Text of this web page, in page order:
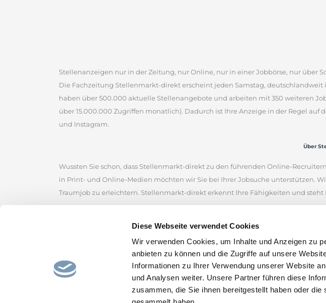
Diese Webseite verwendet Cookies
Wir verwenden Cookies, um Inhalte und Anzeigen zu
anbieten zu können und die Zugriffe auf unsere
Informationen zu Ihrer Verwendung unserer Website
und Analysen weiter. Unsere Partner führen diese
zusammen, die Sie ihnen bereitgestellt haben oder
Stellenanzeigen nur in der Zeitung, nur Online, nur in einer Jobbörse, nur über
Die Fachzeitung Stellenmarkt-direkt erscheint jeden Samstag,
haben über 500.000 aktuelle Stellenangebote und arbeiten mit 350 weiteren
über 15.000.000 Zugriffen monatlich). Dadurch ist Ihre Anzeige in der Regel auf
und Instagram.
Über
Wussten Sie schon, dass Stellenmarkt-direkt zu den führenden Online-
in Print- und Online-Medien möchten wir Sie bei Ihrer Jobsuche unterstützen.
Traumjob zu erleichtern. Stellenmarkt-direkt erkennt Ihre Fähigkeiten und steht
Stellenmarkt-direkt zählt zu den ältesten kommerziellen Internetseiten und
der Sie zahlreiche Jobangebote von renommierten Unternehmen aus
Stellenmarkt, um erfolgreich nach Stellenangeboten anhand von Stichworten
Stellenportal und lassen Sie sich von den gefundenen Stellenangeboten
und hoffen, den passenden Job für Sie bereitzustellen.